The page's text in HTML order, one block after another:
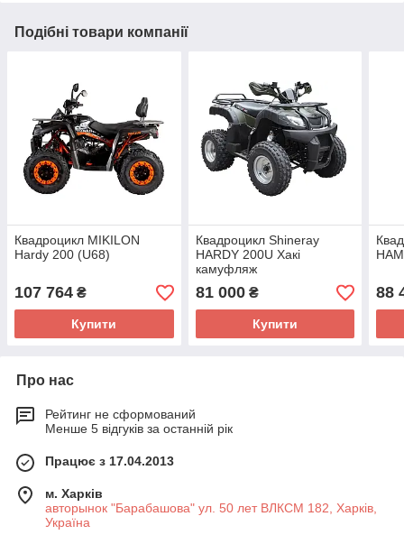
Подібні товари компанії
Квадроцикл MIKILON
Hardy 200 (U68)
107 764 ₴
Купити
Квадроцикл Shineray
HARDY 200U Хакі
камуфляж
81 000₴
Купити
88
Про нас
Рейтинг не сформований
Менше 5 відгуків за останній рік
Працює з 17.04.2013
м. Харків
авторынок "Барабашова" ул. 50 лет ВЛКСМ 182, Харків,
Україна